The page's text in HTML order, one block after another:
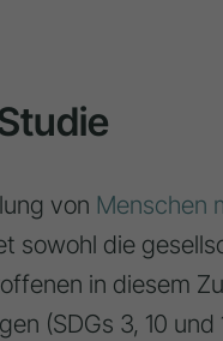
von Menschen
sowohl die
in diesem
(SDGs 3, 10